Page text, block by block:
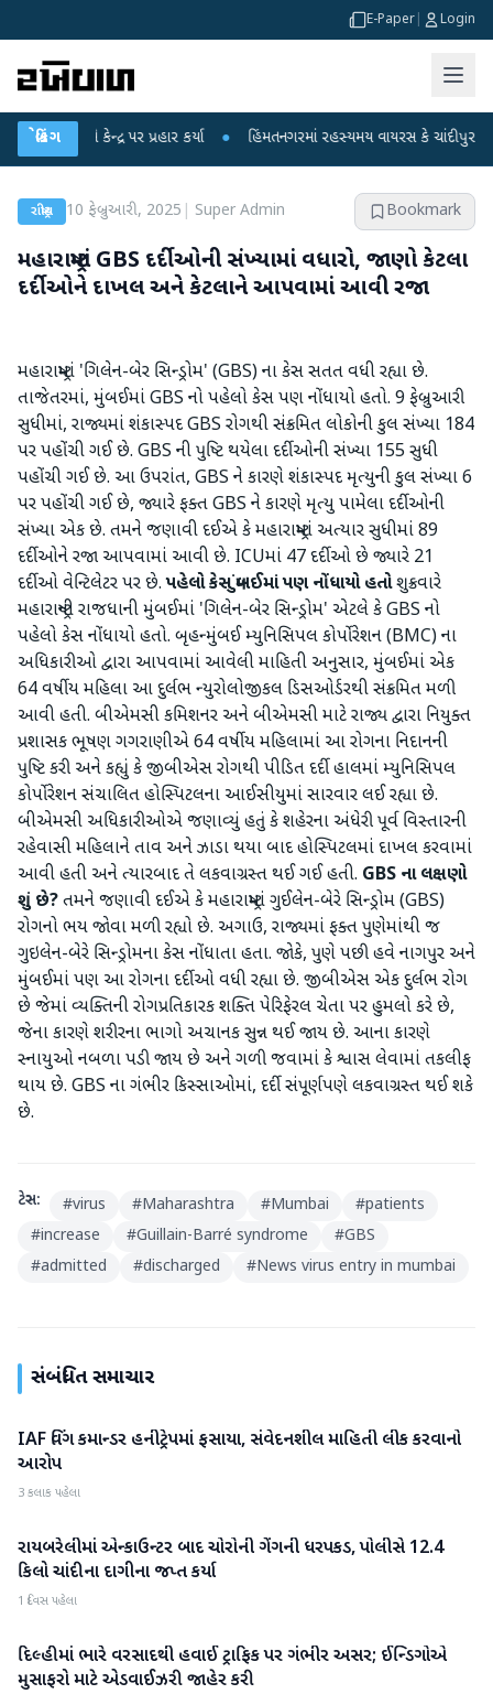
E-Paper Login
બ્રેકિંગ
કેન્દ્ર પર પ્રહાર કર્યા ● હિંમતનગરમાં રહસ્યમય વાયરસ કે ચાંદીપુરા? 6
રાષ્ટ્રીય 10 ફેબ્રુઆરી, 2025 Super Admin Bookmark
મહારાષ્ટ્રમાં GBS દર્દીઓની સંખ્યામાં વધારો, જાણો કેટલા
દર્દીઓને દાખલ અને કેટલાને આપવામાં આવી રજા
મહારાષ્ટ્રમાં 'ગિલેન-બેર સિન્ડ્રોમ' (GBS) ના કેસ સતત વધી રહ્યા છે.
તાજેતરમાં, મુંબઈમાં GBS નો પહેલો કેસ પણ નોંધાયો હતો. 9 ફેબ્રુઆરી
સુધીમાં, રાજ્યમાં શંકાસ્પદ GBS રોગથી સંક્રમિત લોકોની કુલ સંખ્યા 184
પર પહોંચી ગઈ છે. GBS ની પુષ્ટિ થયેલા દર્દીઓની સંખ્યા 155 સુધી
પહોંચી ગઈ છે. આ ઉપરાંત, GBS ને કારણે શંકાસ્પદ મૃત્યુની કુલ સંખ્યા 6
પર પહોંચી ગઈ છે, જ્યારે ફક્ત GBS ને કારણે મૃત્યુ પામેલા દર્દીઓની
સંખ્યા એક છે. તમને જણાવી દઈએ કે મહારાષ્ટ્રમાં અત્યાર સુધીમાં 89
દર્દીઓને રજા આપવામાં આવી છે. ICUમાં 47 દર્દીઓ છે જ્યારે 21
દર્દીઓ વેન્ટિલેટર પર છે.પહેલો કેસ મુંબઈમાં પણ નોંધાયો હતોશુક્રવારે
મહારાષ્ટ્રની રાજધાની મુંબઈમાં 'ગિલેન-બેર સિન્ડ્રોમ' એટલે કે GBS નો
પહેલો કેસ નોંધાયો હતો. બૃહન્મુંબઈ મ્યુનિસિપલ કોર્પોરેશન (BMC) ના
અધિકારીઓ દ્વારા આપવામાં આવેલી માહિતી અનુસાર, મુંબઈમાં એક
64 વર્ષીય મહિલા આ દુર્લભ ન્યુરોલોજીકલ ડિસઓર્ડરથી સંક્રમિત મળી
આવી હતી. બીએમસી કમિશનર અને બીએમસી માટે રાજ્ય દ્વારા નિયુક્ત
પ્રશાસક ભૂષણ ગગરાણીએ 64 વર્ષીય મહિલામાં આ રોગના નિદાનની
પુષ્ટિ કરી અને કહ્યું કે જીબીએસ રોગથી પીડિત દર્દી હાલમાં મ્યુનિસિપલ
કોર્પોરેશન સંચાલિત હોસ્પિટલના આઈસીયુમાં સારવાર લઈ રહ્યા છે.
બીએમસી અધિકારીઓએ જણાવ્યું હતું કે શહેરના અંધેરી પૂર્વ વિસ્તારની
રહેવાસી મહિલાને તાવ અને ઝાડા થયા બાદ હોસ્પિટલમાં દાખલ કરવામાં
આવી હતી અને ત્યારબાદ તે લકવાગ્રસ્ત થઈ ગઈ હતી. GBS ના લક્ષણો
શું છે?તમને જણાવી દઈએ કે મહારાષ્ટ્રમાં ગુઈલેન-બેરે સિન્ડ્રોમ (GBS)
રોગનો ભય જોવા મળી રહ્યો છે. અગાઉ, રાજ્યમાં ફક્ત પુણેમાંથી જ
ગુઇલેન-બેરે સિન્ડ્રોમના કેસ નોંધાતા હતા. જોકે, પુણે પછી હવે નાગપુર અને
મુંબઈમાં પણ આ રોગના દર્દીઓ વધી રહ્યા છે. જીબીએસ એક દુર્લભ રોગ
છે જેમાં વ્યક્તિની રોગપ્રતિકારક શક્તિ પેરિફેરલ ચેતા પર હુમલો કરે છે,
જેના કારણે શરીરના ભાગો અચાનક સુન્ન થઈ જાય છે. આના કારણે
સ્નાયુઓ નબળા પડી જાય છે અને ગળી જવામાં કે શ્વાસ લેવામાં તકલીફ
થાય છે. GBS ના ગંભીર કિસ્સાઓમાં, દર્દી સંપૂર્ણપણે લકવાગ્રસ્ત થઈ શકે
છે.
ટેગ્સ: #virus #Maharashtra #Mumbai #patients
#increase #Guillain-Barré syndrome #GBS
#admitted #discharged #News virus entry in mumbai
સંબંધિત સમાચાર
રાષ્ટ્રીય
IAF વિંગ કમાન્ડર હનીટ્રેપમાં ફસાયા, સંવેદનશીલ માહિતી લીક કરવાનો
આરોપ
3 કલાક પહેલા
રાષ્ટ્રીય
રાયબરેલીમાં એન્કાઉન્ટર બાદ ચોરોની ગેંગની ધરપકડ, પોલીસે 12.4
કિલો ચાંદીના દાગીના જપ્ત કર્યા
1 દિવસ પહેલા
રાષ્ટ્રીય
દિલ્હીમાં ભારે વરસાદથી હવાઈ ટ્રાફિક પર ગંભીર અસર; ઈન્ડિગોએ
મુસાફરો માટે એડવાઈઝરી જાહેર કરી